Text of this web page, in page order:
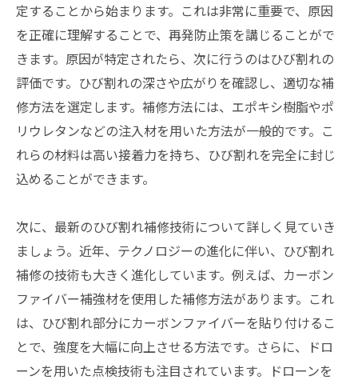
定することから始まります。これは非常に重要で、原因
を正確に理解することで、再発防止策を講じることがで
きます。原因が特定されたら、次に行うのはひび割れの
評価です。ひび割れの深さや広がりを確認し、適切な補
修方法を選定します。補修方法には、エポキシ樹脂やポ
リウレタンなどの注入材を用いた方法が一般的です。こ
れらの材料は高い接着力を持ち、ひび割れを完全に封じ
込めることができます。
次に、最新のひび割れ補修技術について詳しく見ていき
ましょう。近年、テクノロジーの進化に伴い、ひび割れ
補修の技術も大きく進化しています。例えば、カーボン
ファイバー補強材を使用した補修方法があります。これ
は、ひび割れ部分にカーボンファイバーを貼り付けるこ
とで、強度を大幅に向上させる方法です。さらに、ドロ
ーンを用いた点検技術も注目されています。ドローンを